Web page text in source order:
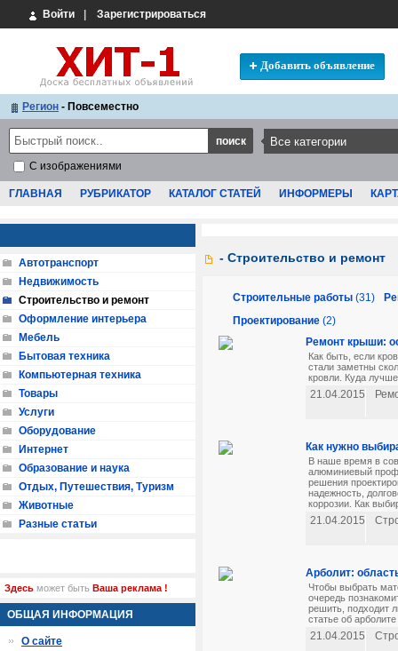
Войти Зарегистрироваться
Добавить объявление
Регион - Повсеместно
С изображениями
ГЛАВНАЯ РУБРИКАТОР КАТАЛОГ СТАТЕЙ ИНФОРМЕРЫ
- Строительство и ремонт
Строительные работы (31)
Проектирование (2)
Ремонт крыши:
Как быть, если
стали заметны
кровли. Куда
21.04.2015
Как нужно
В наше время в
алюминиевый
решения
надежность,
коррозии. Как
21.04.2015
Арболит:
Чтобы выбрать
очередь
решить, подходит
статье об
21.04.2015
Автотранспорт
Недвижимость
Строительство и ремонт
Оформление интерьера
Мебель
Бытовая техника
Компьютерная техника
Товары
Услуги
Оборудование
Интернет
Образование и наука
Отдых, Путешествия, Туризм
Животные
Разные статьи
Здесь может быть Ваша реклама !
ОБЩАЯ ИНФОРМАЦИЯ
О сайте